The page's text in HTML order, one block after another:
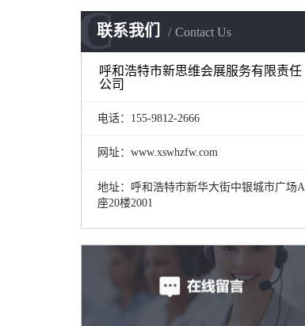
联系我们 Contact Us
C
呼和浩特市新思维会展服务有限责任
公司
电话：155-9812-2666
网址：www.xswhzfw.com
地址：呼和浩特市新华大街中银城市广场A
座20楼2001